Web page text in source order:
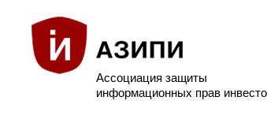
Ассоциация защиты
информационных прав